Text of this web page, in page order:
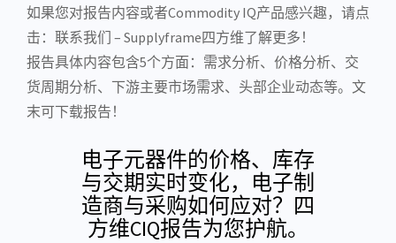
如果您对报告内容或者Commodity IQ产品感兴趣，请点
击： 联系我们 – Supplyframe四方维了解更多！
报告具体内容包含5个方面：需求分析、价格分析、交
货周期分析、下游主要市场需求、头部企业动态等。文
末可下载报告！
电子元器件的价格、库存
与交期实时变化，电子制
造商与采购如何应对？四
方维CIQ报告为您护航。